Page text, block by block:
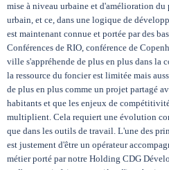
mise à niveau urbaine et d'amélioration du
urbain, et ce, dans une logique de
est maintenant connue et portée par des
Conférences de RIO, conférence de
ville s'appréhende de plus en plus dans la
la ressource du foncier est limitée mais
de plus en plus comme un projet partagé
habitants et que les enjeux de
multiplient. Cela requiert une évolution
que dans les outils de travail. L'une des
est justement d'être un opérateur
métier porté par notre Holding CDG